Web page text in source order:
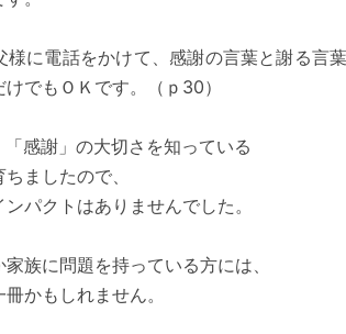
様に電話をかけて、感謝の言葉と謝る言
でもＯＫです。（ｐ30）
感謝」の大切さを知っている
ましたので、
パクトはありませんでした。
族に問題を持っている方には、
かもしれません。